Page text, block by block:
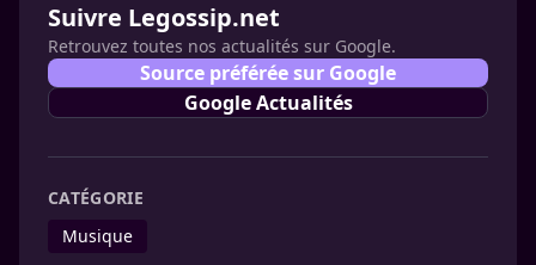
Suivre Legossip.net
Retrouvez toutes nos actualités sur Google.
Source préférée sur Google
Google Actualités
CATÉGORIE
Musique